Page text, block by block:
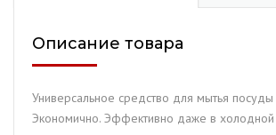
"Aren"
Клубника
Описание товара
Универсальное средство для мытья
Экономично. Эффективно даже в